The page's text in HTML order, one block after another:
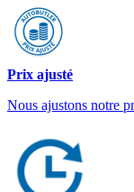
Prix ajusté
Nous ajustons notre